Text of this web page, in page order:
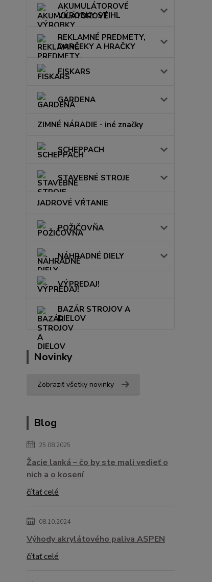
AKUMULÁTOROVÉ
VÝROBKY STIHL
REKLAMNÉ PREDMETY,
DARČEKY A HRAČKY
FISKARS
GARDENA
ZIMNÉ NÁRADIE - iné značky
SCHEPPACH
STAVEBNÉ STROJE
JADROVÉ VŔTANIE
POŽIČOVŇA
NÁHRADNÉ DIELY
VÝPREDAJ!
BAZÁR STROJOV A
DIELOV
Novinky
Zobraziť všetky novinky
Blog
25.08.2025
Žacie lanká – čo by ste mali vedieť o
nich a o kosení
čítať celé
08.10.2024
Výhody akrylátového paliva ASPEN
čítať celé